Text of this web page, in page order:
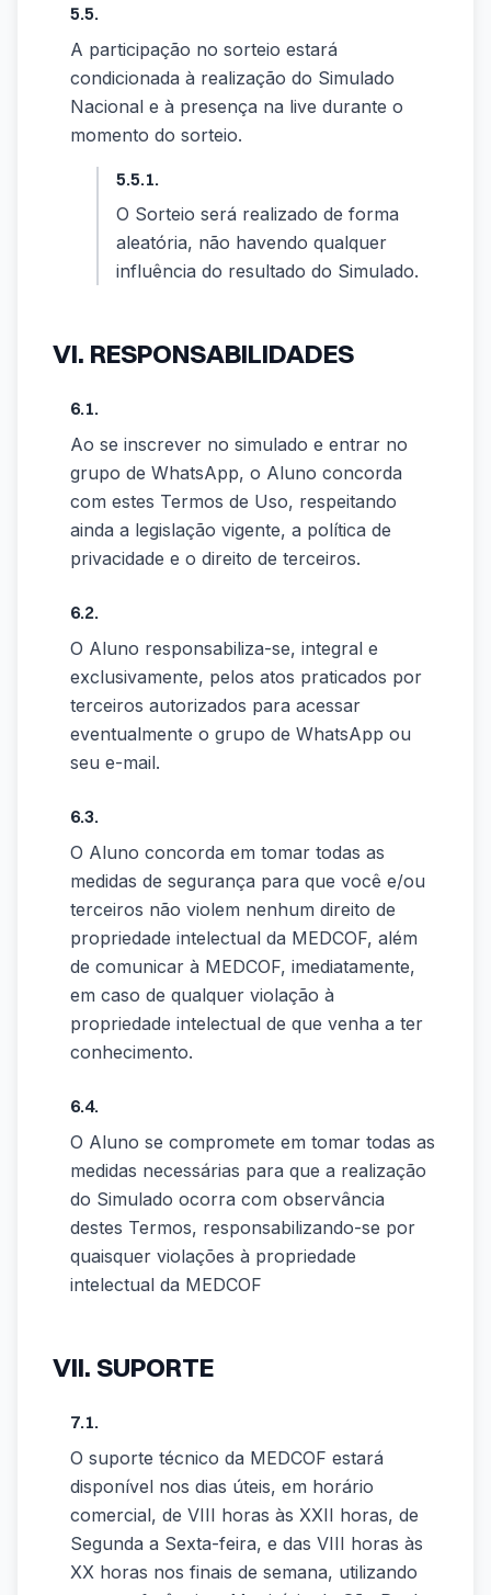
5.5.
A participação no sorteio estará
condicionada à realização do Simulado
Nacional e à presença na live durante o
momento do sorteio.
5.5.1.
O Sorteio será realizado de forma
aleatória, não havendo qualquer
influência do resultado do Simulado.
VI. RESPONSABILIDADES
6.1.
Ao se inscrever no simulado e entrar no
grupo de WhatsApp, o Aluno concorda
com estes Termos de Uso, respeitando
ainda a legislação vigente, a política de
privacidade e o direito de terceiros.
6.2.
O Aluno responsabiliza-se, integral e
exclusivamente, pelos atos praticados por
terceiros autorizados para acessar
eventualmente o grupo de WhatsApp ou
seu e-mail.
6.3.
O Aluno concorda em tomar todas as
medidas de segurança para que você e/ou
terceiros não violem nenhum direito de
propriedade intelectual da MEDCOF, além
de comunicar à MEDCOF, imediatamente,
em caso de qualquer violação à
propriedade intelectual de que venha a ter
conhecimento.
6.4.
O Aluno se compromete em tomar todas as
medidas necessárias para que a realização
do Simulado ocorra com observância
destes Termos, responsabilizando-se por
quaisquer violações à propriedade
intelectual da MEDCOF
VII. SUPORTE
7.1.
O suporte técnico da MEDCOF estará
disponível nos dias úteis, em horário
comercial, de VIII horas às XXII horas, de
Segunda a Sexta-feira, e das VIII horas às
XX horas nos finais de semana, utilizando